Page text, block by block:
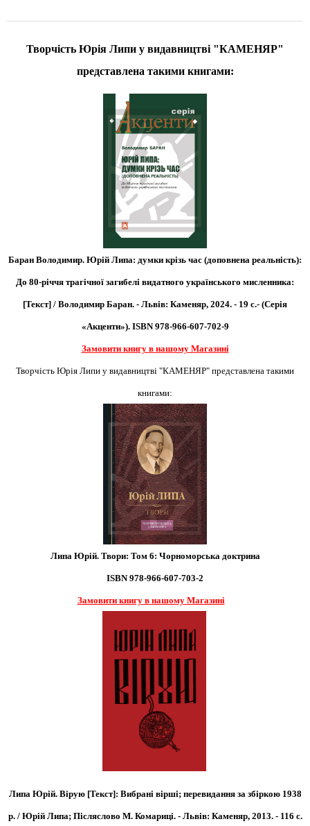
Творчість Юрія Липи у видавництві "КАМЕНЯР"
представлена такими книгами:
Баран Володимир. Юрій Липа: думки крізь час (доповнена реальність):
До 80-річчя трагічної загибелі видатного українського мисленника:
[Текст] / Володимир Баран. - Львів: Каменяр, 2024. - 19 с.- (Серія
«Акценти»). ISBN 978-966-607-702-9
Замовити книгу в нашому Магазині
Творчість Юрія Липи у видавництві "КАМЕНЯР" представлена такими
книгами:
Липа Юрій. Твори: Том 6: Чорноморська доктрина
ISBN 978-966-607-703-2
Замовити книгу в нашому Магазині
Липа Юрій. Вірую [Текст]: Вибрані вірші; перевидання за збіркою 1938
р. / Юрій Липа; Післяслово М. Комариці. - Львів: Каменяр, 2013. - 116 с.